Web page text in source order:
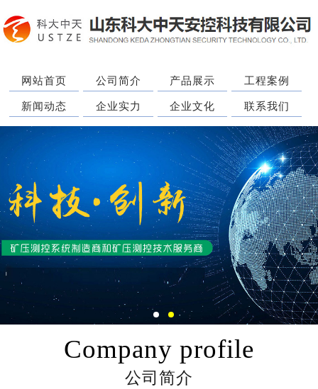
网站首页 公司简介 产品展示 工程案例
新闻动态 企业实力 企业文化 联系我们
Company profile
公司简介